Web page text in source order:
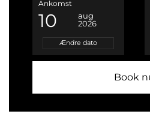
Ankomst
10
aug
2026
Ændre dato